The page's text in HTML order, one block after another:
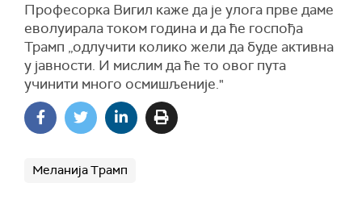
Професорка Вигил каже да је улога прве даме
еволуирала током година и да ће госпођа
Трамп „одлучити колико жели да буде активна
у јавности. И мислим да ће то овог пута
учинити много осмишљеније."
Меланија Трамп